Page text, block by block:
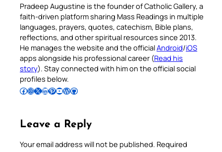
Pradeep Augustine is the founder of Catholic Gallery, a
faith-driven platform sharing Mass Readings in multiple
languages, prayers, quotes, catechism, Bible plans,
reflections, and other spiritual resources since 2013.
He manages the website and the officialAndroid/iOS
apps alongside his professional career (Read his
story). Stay connected with him on the official social
profiles below.
Follow Pradeep on Facebook Follow Pradeep on InstagramFollow Pradeep on X Follow Pradeep on LinkedIn Follow Pradeep on Pinterest Subscribe to Pradeep’s Youtube Channel Follow Pradeep on WordPress Follow Pradeep on GitHub
Leave a Reply
Your email address will not be published. Required